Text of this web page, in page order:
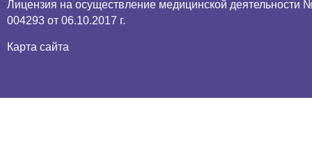
Лицензия на осуществление медицинской деятельности
004293 от 06.10.2017 г.
Карта сайта